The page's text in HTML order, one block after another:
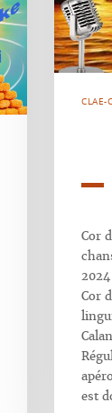
CLAE-
Cor
Cor
est